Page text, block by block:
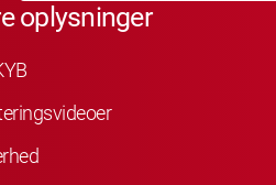
oplysninger